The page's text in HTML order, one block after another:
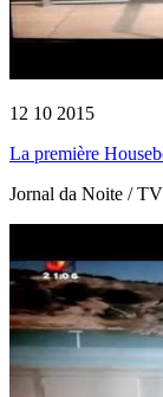
12 10 2015
La première
Jornal da Noite /